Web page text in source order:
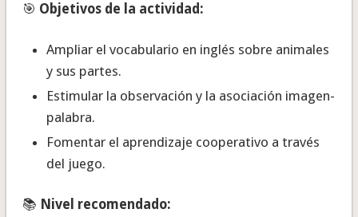
🎯 Objetivos de la actividad:
Ampliar el vocabulario en inglés sobre animales
y sus partes.
Estimular la observación y la asociación imagen-
palabra.
Fomentar el aprendizaje cooperativo a través
del juego.
📚 Nivel recomendado: